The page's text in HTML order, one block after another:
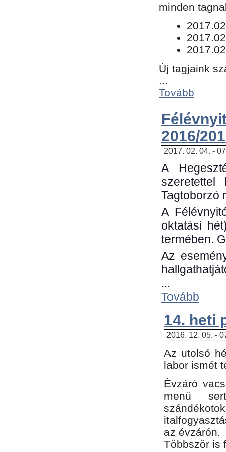
minden
Új tagjaink
...
Tovább
2016/
2017. 02. 04. -
A
Tagtoborzó
A
oktatási
termében.
Az
...
Tovább
14. heti
2016. 12. 05. -
Az utolsó
labor ismét
Évzáró
menü
az évzárón.
Többször is